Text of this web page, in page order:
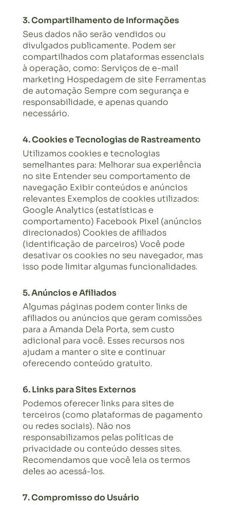
3. Compartilhamento de Informações
Seus dados não serão vendidos ou
divulgados publicamente. Podem ser
compartilhados com plataformas essenciais
à operação, como: Serviços de e-mail
marketing Hospedagem de site Ferramentas
de automação Sempre com segurança e
responsabilidade, e apenas quando
necessário.
4. Cookies e Tecnologias de Rastreamento
Utilizamos cookies e tecnologias
semelhantes para: Melhorar sua experiência
no site Entender seu comportamento de
navegação Exibir conteúdos e anúncios
relevantes Exemplos de cookies utilizados:
Google Analytics (estatísticas e
comportamento) Facebook Pixel (anúncios
direcionados) Cookies de afiliados
(identificação de parceiros) Você pode
desativar os cookies no seu navegador, mas
isso pode limitar algumas funcionalidades.
5. Anúncios e Afiliados
Algumas páginas podem conter links de
afiliados ou anúncios que geram comissões
para a Amanda Dela Porta, sem custo
adicional para você. Esses recursos nos
ajudam a manter o site e continuar
oferecendo conteúdo gratuito.
6. Links para Sites Externos
Podemos oferecer links para sites de
terceiros (como plataformas de pagamento
ou redes sociais). Não nos
responsabilizamos pelas políticas de
privacidade ou conteúdo desses sites.
Recomendamos que você leia os termos
deles ao acessá-los.
7. Compromisso do Usuário